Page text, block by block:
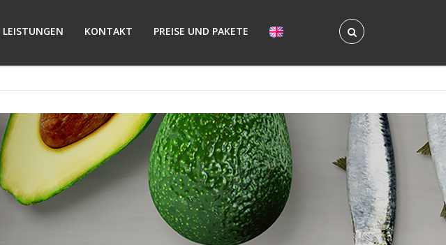
LEISTUNGEN KONTAKT PREISE UND PAKETE